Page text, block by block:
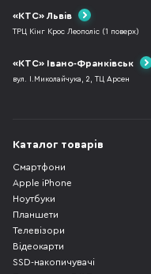
«КТС» Львів
ТРЦ Кінг Крос Леополіс (1 поверх)
«КТС» Івано-Франківськ
вул. І.Миколайчука, 2, ТЦ Арсен
Каталог товарів
Смартфони
Apple iPhone
Ноутбуки
Планшети
Телевізори
Відеокарти
SSD-накопичувачі